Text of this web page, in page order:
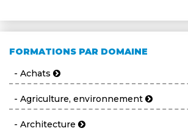
FORMATIONS PAR DOMAINE
- Achats
- Agriculture, environnement
- Architecture